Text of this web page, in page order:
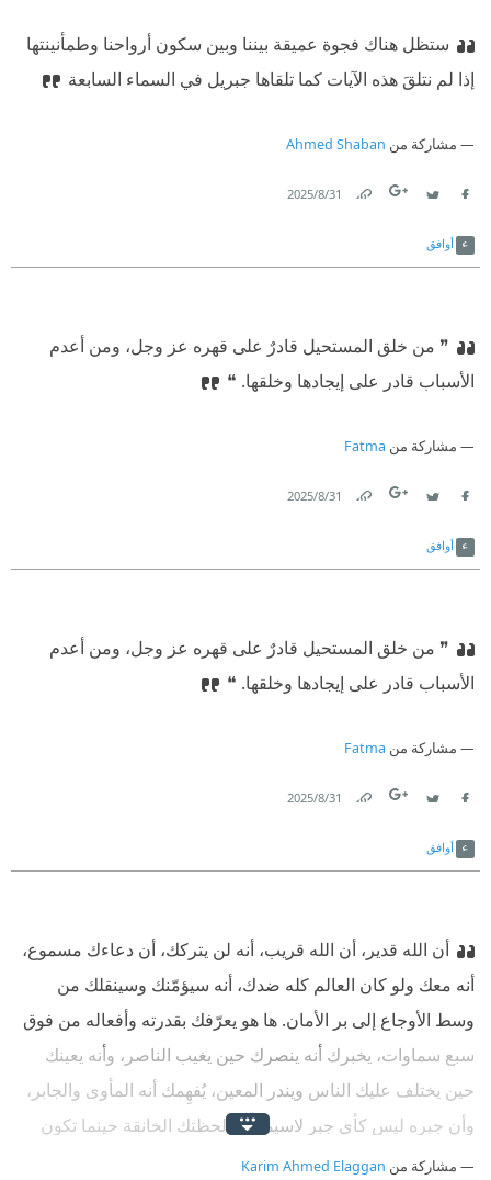
ستظل هناك فجوة عميقة بيننا وبين سكون أرواحنا وطمأنينتها
إذا لم نتلقَ هذه الآيات كما تلقاها جبريل في السماء السابعة
مشاركة من Ahmed Shaban
31‏/8‏/2025
أوافق
❞ من خلق المستحيل قادرٌ على قهره عز وجل، ومن أعدم
الأسباب قادر على إيجادها وخلقها. ❝
مشاركة من Fatma
31‏/8‏/2025
أوافق
❞ من خلق المستحيل قادرٌ على قهره عز وجل، ومن أعدم
الأسباب قادر على إيجادها وخلقها. ❝
مشاركة من Fatma
31‏/8‏/2025
أوافق
أن الله قدير، أن الله قريب، أنه لن يتركك، أن دعاءك مسموع،
أنه معك ولو كان العالم كله ضدك، أنه سيؤمّنك وسينقلك من
وسط الأوجاع إلى بر الأمان. ها هو يعرّفك بقدرته وأفعاله من فوق
سبع سماوات، يخبرك أنه ينصرك حين يغيب الناصر، وأنه يعينك
حين يختلف عليك الناس ويندر المعين، يُفهِمك أنه المأوى والجابر،
وأن جبره ليس كأي جبر لاسيما في لحظتك الخانقة حينما تكون
مغلوبًا على أمرك. ورغم أن القصة ليست لك والآيات لم تتنزل
مشاركة من Karim Ahmed Elaggan